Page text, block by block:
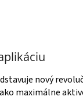
nový
maximálne